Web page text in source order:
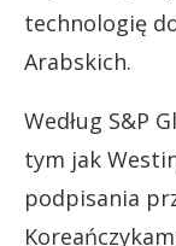
technologię
Arabskich.
Według S&P
tym jak
podpisania